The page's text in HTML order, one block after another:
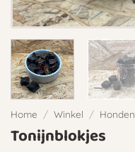
Home / Winkel / Honden
Tonijnblokjes